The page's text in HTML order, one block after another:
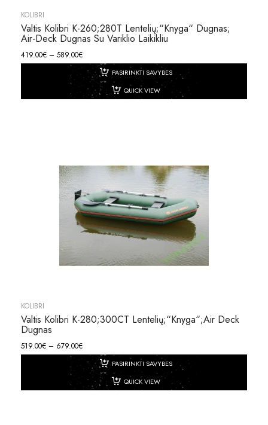
KOLIBRI
Valtis Kolibri K-260;280T Lentelių;“knyga“ Dugnas;
Air-Deck Dugnas Su Variklio Laikikliu
419.00€ – 589.00€
PASIRINKTI SAVYBES
QUICK VIEW
KOLIBRI
Valtis Kolibri K-280;300CT Lentelių;“knyga“;Air Deck
Dugnas
519.00€ – 679.00€
PASIRINKTI SAVYBES
QUICK VIEW